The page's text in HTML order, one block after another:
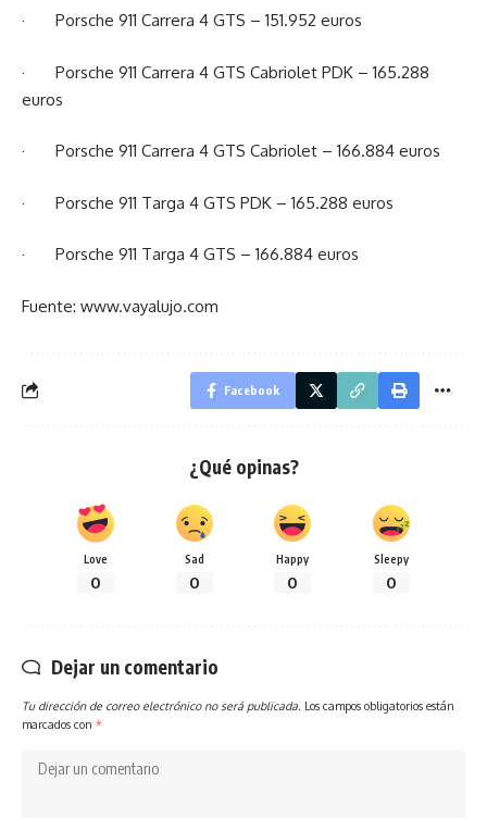
· Porsche 911 Carrera 4 GTS – 151.952 euros
· Porsche 911 Carrera 4 GTS Cabriolet PDK – 165.288
euros
· Porsche 911 Carrera 4 GTS Cabriolet – 166.884 euros
· Porsche 911 Targa 4 GTS PDK – 165.288 euros
· Porsche 911 Targa 4 GTS – 166.884 euros
Fuente: www.vayalujo.com
Facebook
¿Qué opinas?
Love
0
Sad
0
Happy
0
Sleepy
0
Dejar un comentario
Tu dirección de correo electrónico no será publicada. Los campos obligatorios están
marcados con *